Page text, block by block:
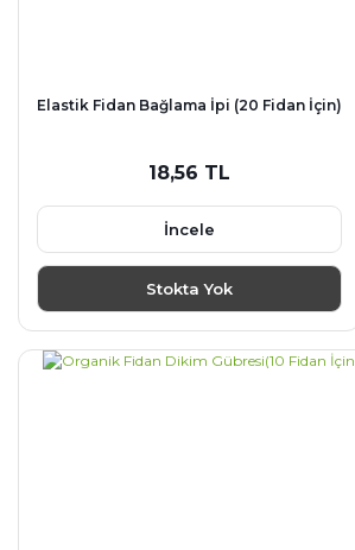
Elastik Fidan Bağlama İpi (20 Fidan İçin)
18,56 TL
İncele
Stokta Yok